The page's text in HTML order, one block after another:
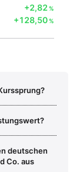
+2,82%
+128,50%
deutschen
Co. aus